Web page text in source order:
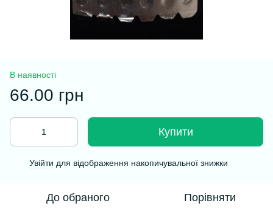
В наявності
66.00 грн
Купити
Увійти для відображення накопичувальної знижки
До обраного Порівняти